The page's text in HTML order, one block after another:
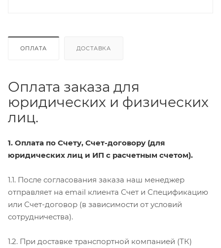
ОПЛАТА ДОСТАВКА
Оплата заказа для
юридических и физических
лиц.
1. Оплата по Счету, Счет-договору (для
юридических лиц и ИП с расчетным счетом).
1.1. После согласования заказа наш менеджер
отправляет на email клиента Счет и Спецификацию
или Счет-договор (в зависимости от условий
сотрудничества).
1.2. При доставке транспортной компанией (ТК)